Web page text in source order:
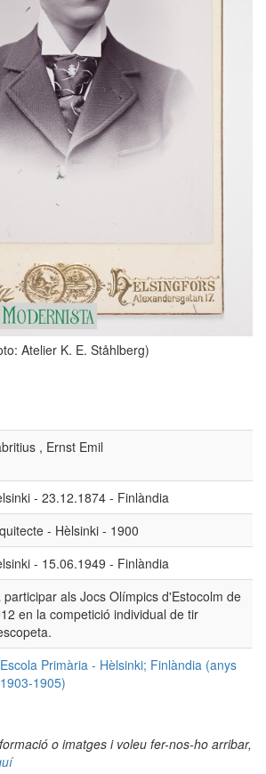
Atelier K. E. Ståhlberg)
, Ernst Emil
- 23.12.1874 - Finlàndia
- Hèlsinki - 1900
- 15.06.1949 - Finlàndia
participar als Jocs Olímpics d'Estocolm de
en la competició individual de tir
Escola Primària - Hèlsinki; Finlàndia (anys
1903-1905)
o imatges i voleu fer-nos-ho arribar,